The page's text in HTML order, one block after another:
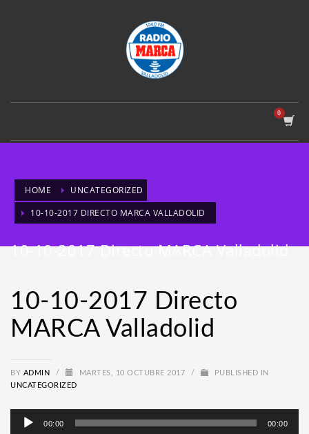
HOME
UNCATEGORIZED
10-10-2017 DIRECTO MARCA VALLADOLID
10-10-2017 Directo MARCA Valladolid
10-10-2017 Directo
MARCA Valladolid
BY ADMIN / MARTES, 10 OCTUBRE 2017 /
PUBLISHED IN
UNCATEGORIZED
Reproductor
00:00 00:00